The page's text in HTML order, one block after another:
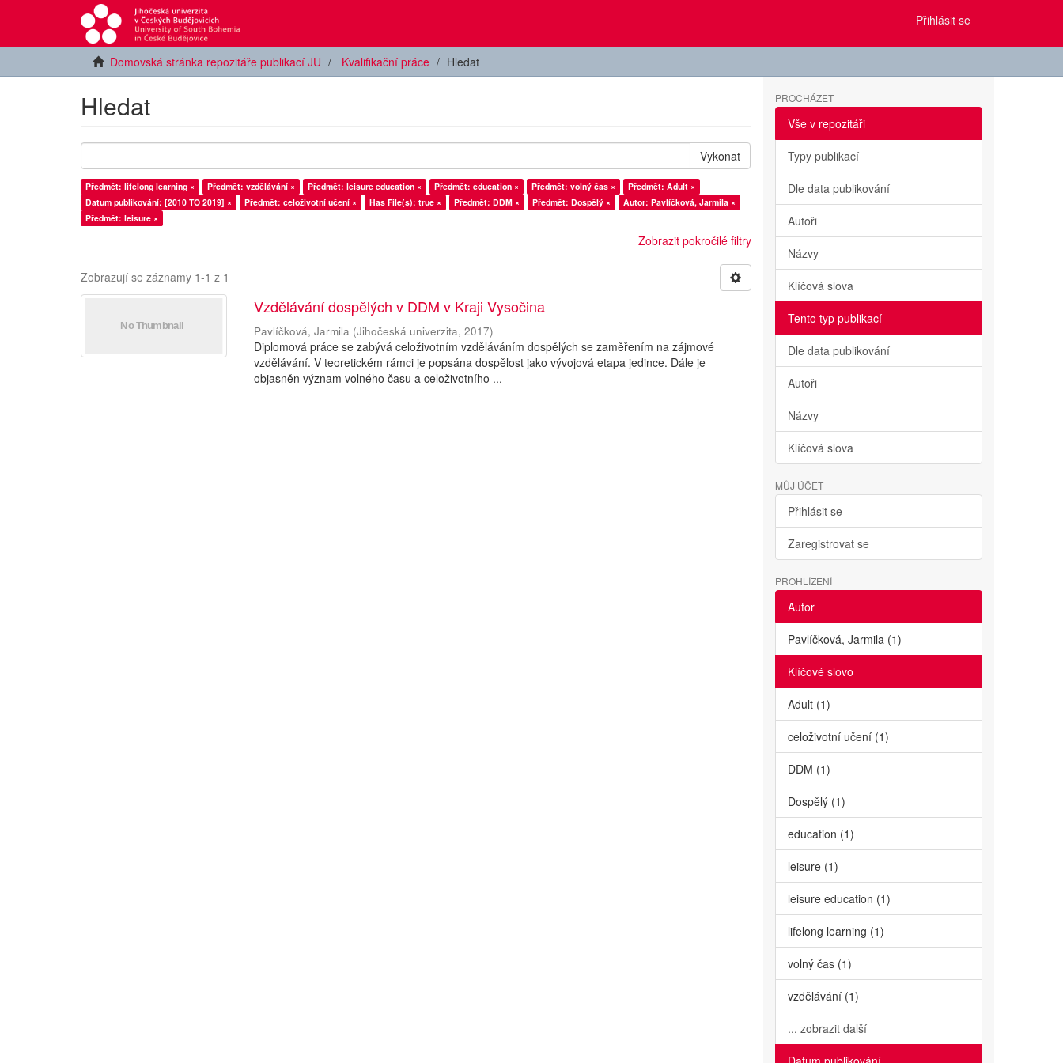
Přihlásit se
Domovská stránka repozitáře publikací JU Kvalifikační práce Hledat
Hledat
Vykonat
Předmět: lifelong learning × Předmět: vzdělávání × Předmět: leisure education × Předmět: education × Předmět: volný čas ×
Předmět: Adult ×
Datum publikování: [2010 TO 2019] ×
Předmět: celoživotní učení × Has File(s): true × Předmět: DDM × Předmět: Dospělý ×
Autor: Pavlíčková, Jarmila ×
Předmět: leisure ×
Zobrazit pokročilé filtry
Zobrazují se záznamy 1-1 z 1
Vzdělávání dospělých v DDM v Kraji Vysočina
Pavlíčková, Jarmila (Jihočeská univerzita,2017)
Diplomová práce se zabývá celoživotním vzděláváním dospělých se zaměřením na zájmové
vzdělávání. V teoretickém rámci je popsána dospělost jako vývojová etapa jedince. Dále je
objasněn význam volného času a celoživotního ...
PROCHÁZET
Vše v repozitáři
Typy publikací
Dle data publikování
Autoři
Názvy
Klíčová slova
Tento typ publikací
Dle data publikování
Autoři
Názvy
Klíčová slova
MŮJ ÚČET
Přihlásit se
Zaregistrovat se
PROHLÍŽENÍ
Autor
Pavlíčková, Jarmila (1)
Klíčové slovo
Adult (1)
celoživotní učení (1)
DDM (1)
Dospělý (1)
education (1)
leisure (1)
leisure education (1)
lifelong learning (1)
volný čas (1)
vzdělávání (1)
... zobrazit další